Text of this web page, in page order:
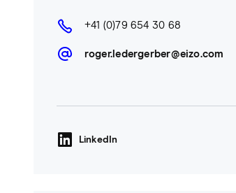
+41 (0)79 654 30 68
roger.ledergerber@eizo.com
LinkedIn